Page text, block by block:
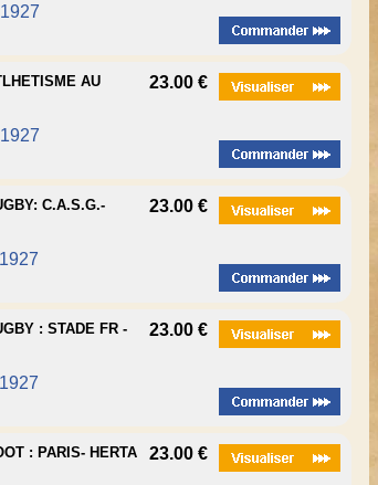
1927
AU
1927
23.00 €
C.A.S.G.-
1927
23.00 €
: STADE FR -
1927
23.00 €
: PARIS- HERTA
23.00 €